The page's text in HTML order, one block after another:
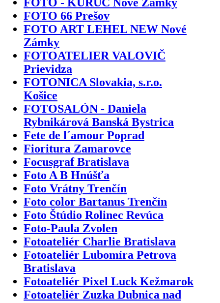
FOTO 66 Prešov
FOTO ART LEHEL NEW Nové
Zámky
FOTOATELIER VALOVIČ
Prievidza
FOTONICA Slovakia, s.r.o.
Košice
FOTOSALÓN - Daniela
Rybnikárová Banská Bystrica
Fete de l´amour Poprad
Fioritura Zamarovce
Focusgraf Bratislava
Foto A B Hnúšťa
Foto Vrátny Trenčín
Foto color Bartanus Trenčín
Foto Štúdio Rolinec Revúca
Foto-Paula Zvolen
Fotoateliér Charlie Bratislava
Fotoateliér Lubomíra Petrova
Bratislava
Fotoateliér Pixel Luck Kežmarok
Fotoateliér Zuzka Dubnica nad